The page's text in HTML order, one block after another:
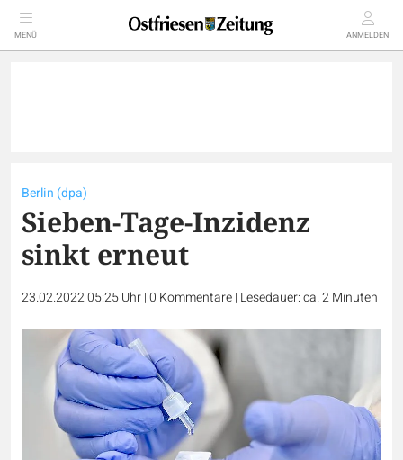
MENÜ ANMELDEN
Berlin (dpa)
Sieben-Tage-Inzidenz
sinkt erneut
23.02.2022 05:25 Uhr|0 Kommentare| Lesedauer: ca. 2 Minuten